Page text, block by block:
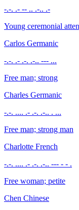
-.-. .- -- .. .-.. .-
Young ceremonial
Carlos Germanic
-.-. .- .-. .-.. --- ...
Free man; strong
Charles Germanic
-.-. .... .- .-. .-.. . ...
Free man; strong man
Charlotte French
-.-. .... .- .-. .-.. --- - - .
Free woman; petite
Chen Chinese